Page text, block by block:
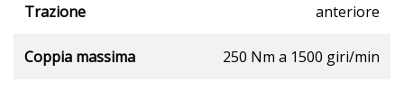
Trazione anteriore
Coppia massima 250 Nm a 1500 giri/min